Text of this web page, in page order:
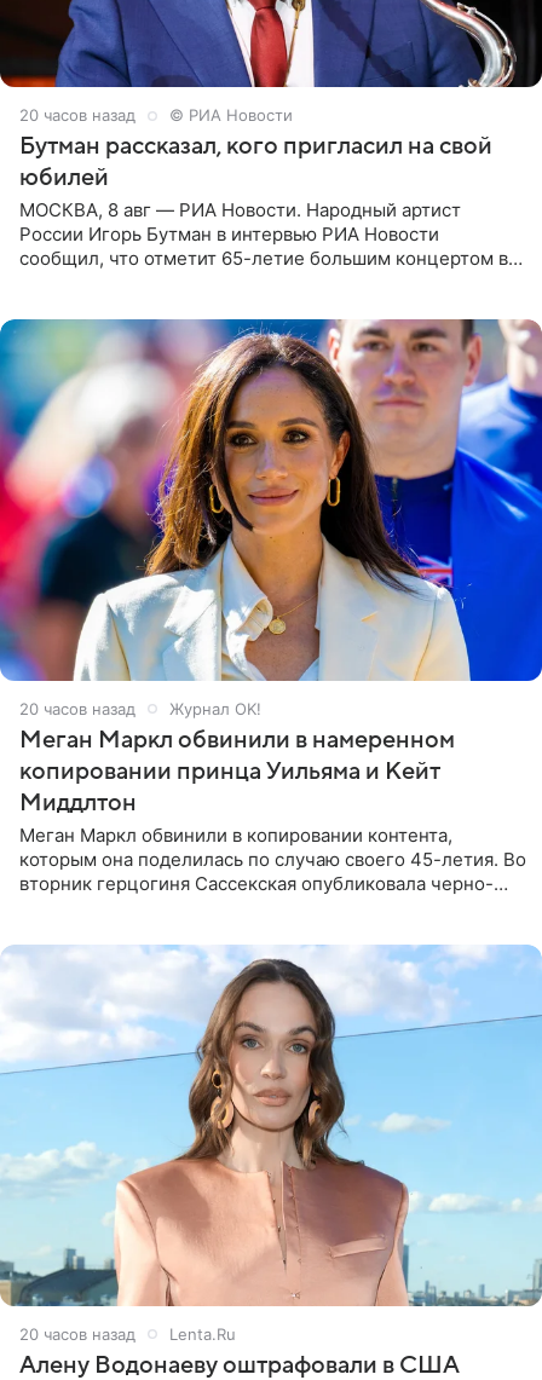
20 часов назад © РИА Новости
Бутман рассказал, кого пригласил на свой
юбилей
МОСКВА, 8 авг — РИА Новости. Народный артист
России Игорь Бутман в интервью РИА Новости
сообщил, что отметит 65-летие большим концертом в
20 часов назад Журнал OK!
Меган Маркл обвинили в намеренном
копировании принца Уильяма и Кейт
Миддлтон
Меган Маркл обвинили в копировании контента,
которым она поделилась по случаю своего 45-летия. Во
вторник герцогиня Сассекская опубликовала черно-
20 часов назад Lenta.Ru
Алену Водонаеву оштрафовали в США